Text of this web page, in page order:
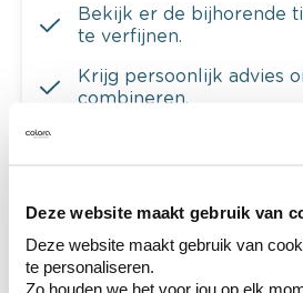
Deze website maakt gebruik van
Deze website maakt gebruik van
te personaliseren.
Zo houden we het voor jou op elk
Bekijk er de bijhorende
te verfijnen.
Krijg persoonlijk advies
combineren.
Deze stijlen zijn misschien